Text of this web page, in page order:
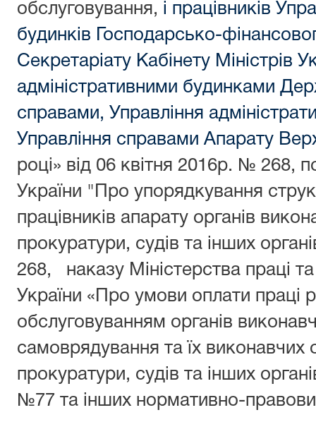
обслуговування, і працівників
будинків Господарсько-
Секретаріату Кабінету Міністрів
адміністративними будинками
справами, Управління
Управління справами Апарату
році» від 06 квітня 2016р. № 268,
України "Про упорядкування
працівників апарату органів
прокуратури, судів та інших
268, наказу Міністерства праці та
України «Про умови оплати праці
обслуговуванням органів
самоврядування та їх виконавчих
прокуратури, судів та інших
№77 та інших нормативно-